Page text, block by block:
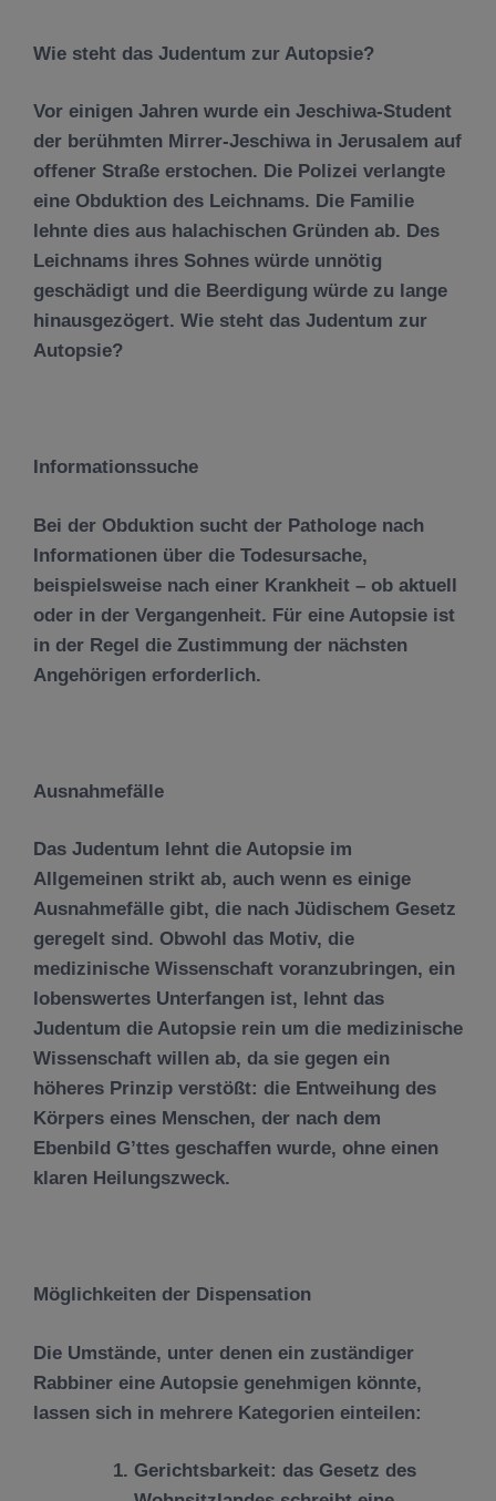
Wie steht das Judentum zur Autopsie?
Vor einigen Jahren wurde ein Jeschiwa-Student
der berühmten Mirrer-Jeschiwa in Jerusalem auf
offener Straße erstochen. Die Polizei verlangte
eine Obduktion des Leichnams. Die Familie
lehnte dies aus halachischen Gründen ab. Des
Leichnams ihres Sohnes würde unnötig
geschädigt und die Beerdigung würde zu lange
hinausgezögert. Wie steht das Judentum zur
Autopsie?
Informationssuche
Bei der Obduktion sucht der Pathologe nach
Informationen über die Todesursache,
beispielsweise nach einer Krankheit – ob aktuell
oder in der Vergangenheit. Für eine Autopsie ist
in der Regel die Zustimmung der nächsten
Angehörigen erforderlich.
Ausnahmefälle
Das Judentum lehnt die Autopsie im
Allgemeinen strikt ab, auch wenn es einige
Ausnahmefälle gibt, die nach Jüdischem Gesetz
geregelt sind. Obwohl das Motiv, die
medizinische Wissenschaft voranzubringen, ein
lobenswertes Unterfangen ist, lehnt das
Judentum die Autopsie rein um die medizinische
Wissenschaft willen ab, da sie gegen ein
höheres Prinzip verstößt: die Entweihung des
Körpers eines Menschen, der nach dem
Ebenbild G’ttes geschaffen wurde, ohne einen
klaren Heilungszweck.
Möglichkeiten der Dispensation
Die Umstände, unter denen ein zuständiger
Rabbiner eine Autopsie genehmigen könnte,
lassen sich in mehrere Kategorien einteilen:
Gerichtsbarkeit: das Gesetz des